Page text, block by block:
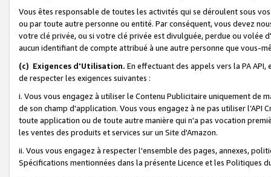
Vous êtes responsable de toutes les activités qui se déroulent sous
ou par toute autre personne ou entité. Par conséquent, vous devez
votre clé privée, ou si votre clé privée est divulguée, perdue ou volée
aucun identifiant de compte attribué à une autre personne que vous-
(c) Exigences d'Utilisation. En effectuant des appels vers la PA
de respecter les exigences suivantes :
i. Vous vous engagez à utiliser le Contenu Publicitaire uniquement de
de son champ d'application. Vous vous engagez à ne pas utiliser l’API
toute application ou de toute autre manière qui n'a pas vocation
les ventes des produits et services sur un Site d'Amazon.
ii. Vous vous engagez à respecter l'ensemble des pages, annexes,
Spécifications mentionnées dans la présente Licence et les Politiques